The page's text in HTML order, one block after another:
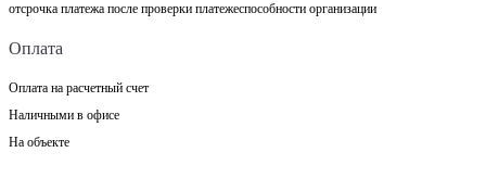
отсрочка платежа после проверки платежеспособности организации
Оплата
Оплата на расчетный счет
Наличными в офисе
На объекте